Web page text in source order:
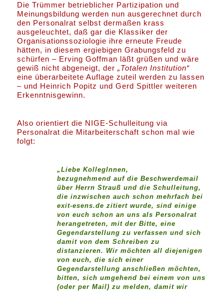
Die Trümmer betrieblicher Partizipation und
Meinungsbildung werden nun ausgerechnet durch
den Personalrat selbst dermaßen krass
ausgeleuchtet, daß gar die Klassiker der
Organisationssoziologie ihre erneute Freude
hätten, in diesem ergiebigen Grabungsfeld zu
schürfen – Erving Goffman läßt grüßen und wäre
gewiß nicht abgeneigt, der„Totalen Institution“
eine überarbeitete Auflage zuteil werden zu lassen
– und Heinrich Popitz und Gerd Spittler weiteren
Erkenntnisgewinn.
Also orientiert die NIGE-Schulleitung via
Personalrat die Mitarbeiterschaft schon mal wie
folgt:
„Liebe KollegInnen,
bezugnehmend auf die Beschwerdemail
über Herrn Strauß und die Schulleitung,
die inzwischen auch schon mehrfach bei
exit-esens.de zitiert wurde, sind einige
von euch schon an uns als Personalrat
herangetreten, mit der Bitte, eine
Gegendarstellung zu verfassen und sich
damit von dem Schreiben zu
distanzieren. Wir möchten all diejenigen
von euch, die sich einer
Gegendarstellung anschließen möchten,
bitten, sich umgehend bei einem von uns
(oder per Mail) zu melden, damit wir